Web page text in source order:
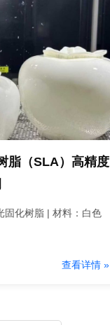
脂（SLA）高精度
固化树脂 | 材料：白色
查看详情 »